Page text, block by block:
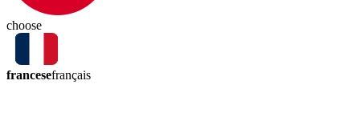
choose
francesefrançais